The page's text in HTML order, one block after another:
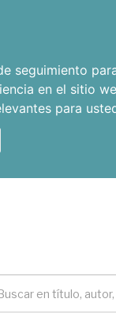
seguimiento
en el sitio
para